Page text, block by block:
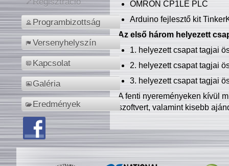
Programbizottság
Versenyhelyszín
Kapcsolat
Galéria
Eredmények
OMRON CP1LE PLC
Arduino fejlesztő kit
Az első három helyezett
1. helyezett csapat tagjai
2. helyezett csapat tagjai
3. helyezett csapat tagjai
A fenti nyereményeken kívül
szoftvert, valamint kisebb